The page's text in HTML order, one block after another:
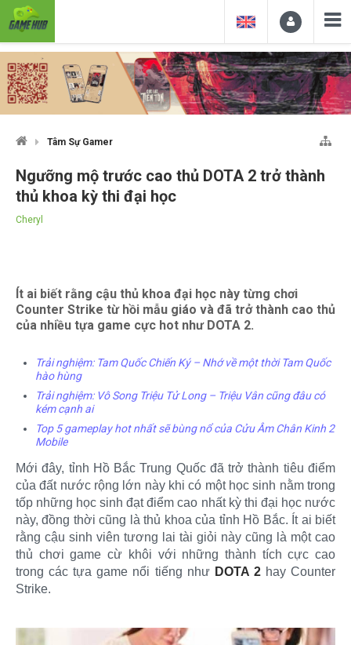
Tâm Sự Gamer
Ngưỡng mộ trước cao thủ DOTA 2 trở thành
thủ khoa kỳ thi đại học
Cheryl
Ít ai biết rằng cậu thủ khoa đại học này từng chơi
Counter Strike từ hồi mẫu giáo và đã trở thành cao thủ
của nhiều tựa game cực hot như DOTA 2.
Trải nghiệm: Tam Quốc Chiến Ký – Nhớ về một thời Tam Quốc
hào hùng
Trải nghiệm: Vô Song Triệu Tử Long – Triệu Vân cũng đâu có
kém cạnh ai
Top 5 gameplay hot nhất sẽ bùng nổ của Cửu Âm Chân Kinh 2
Mobile
Mới đây, tỉnh Hồ Bắc Trung Quốc đã trở thành tiêu điểm
của đất nước rộng lớn này khi có một học sinh nằm trong
tốp những học sinh đạt điểm cao nhất kỳ thi đại học nước
này, đồng thời cũng là thủ khoa của tỉnh Hồ Bắc. Ít ai biết
rằng cậu sinh viên tương lai tài giỏi này cũng là một cao
thủ chơi game cừ khôi với những thành tích cực cao
trong các tựa game nổi tiếng như DOTA 2hay Counter
Strike.